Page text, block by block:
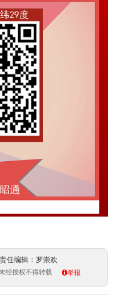
任编辑：罗崇欢
经授权不得转载 举报